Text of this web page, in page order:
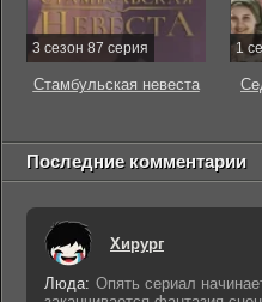
3 сезон 87 серия
Стамбульская невеста
1
Последние комментарии
Хирург
Люда: Опять сериал